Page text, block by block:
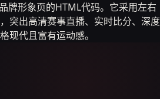
牌形象页的HTML代码。它采用左右
突出高清赛事直播、实时比分、深度
现代且富有运动感。